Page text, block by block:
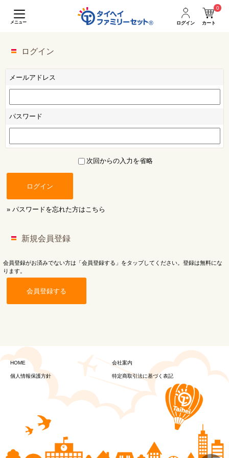
メニュー ログイン カート
0
ログイン
メールアドレス
パスワード
次回からの入力を省略
ログイン
» パスワードを忘れた方はこちら
新規会員登録
会員登録がお済みでない方は「会員登録する」をタップしてください。登録は無料にな
ります。
会員登録する
HOME 会社案内
個人情報保護方針 特定商取引法に基づく表記